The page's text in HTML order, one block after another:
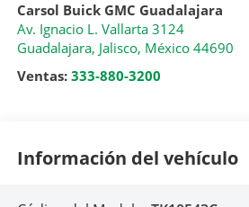
Carsol Buick GMC Guadalajara
Av. Ignacio L. Vallarta 3124
Guadalajara, Jalisco, México 44690
Ventas: 333-880-3200
Información del vehículo